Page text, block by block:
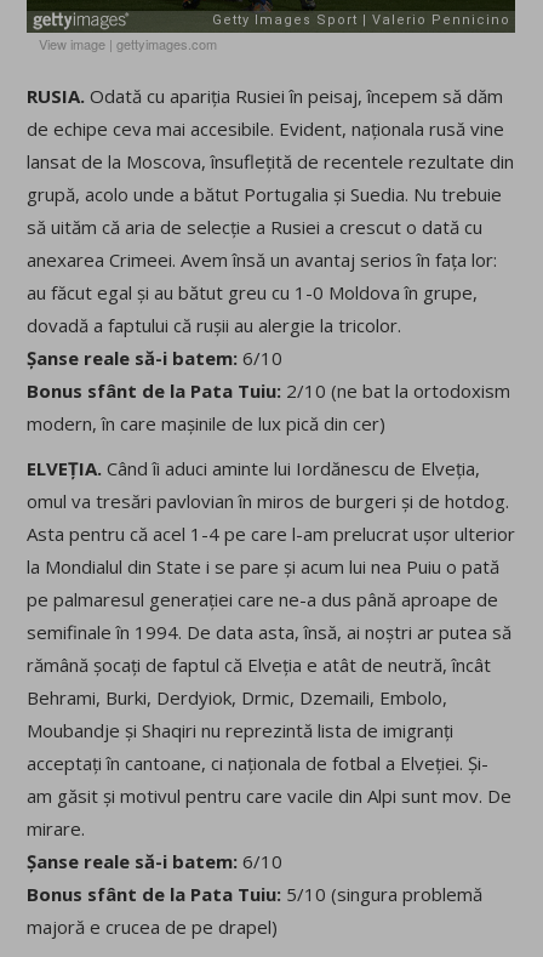
View image |gettyimages.com
RUSIA. Odată cu apariția Rusiei în peisaj, începem să dăm
de echipe ceva mai accesibile. Evident, naționala rusă vine
lansat de la Moscova, însuflețită de recentele rezultate din
grupă, acolo unde a bătut Portugalia și Suedia. Nu trebuie
să uităm că aria de selecție a Rusiei a crescut o dată cu
anexarea Crimeei. Avem însă un avantaj serios în fața lor:
au făcut egal și au bătut greu cu 1-0 Moldova în grupe,
dovadă a faptului că rușii au alergie la tricolor.
Șanse reale să-i batem: 6/10
Bonus sfânt de la Pata Tuiu: 2/10 (ne bat la ortodoxism
modern, în care mașinile de lux pică din cer)
ELVEȚIA. Când îi aduci aminte lui Iordănescu de Elveția,
omul va tresări pavlovian în miros de burgeri și de hotdog.
Asta pentru că acel 1-4 pe care l-am prelucrat ușor ulterior
la Mondialul din State i se pare și acum lui nea Puiu o pată
pe palmaresul generației care ne-a dus până aproape de
semifinale în 1994. De data asta, însă, ai noștri ar putea să
rămână șocați de faptul că Elveția e atât de neutră, încât
Behrami, Burki, Derdyiok, Drmic, Dzemaili, Embolo,
Moubandje și Shaqiri nu reprezintă lista de imigranți
acceptați în cantoane, ci naționala de fotbal a Elveției. Și-
am găsit și motivul pentru care vacile din Alpi sunt mov. De
mirare.
Șanse reale să-i batem: 6/10
Bonus sfânt de la Pata Tuiu: 5/10 (singura problemă
majoră e crucea de pe drapel)